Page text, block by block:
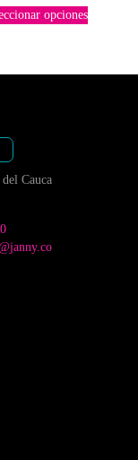
elegir
en
opcionesproducto
variantes.
Cauca